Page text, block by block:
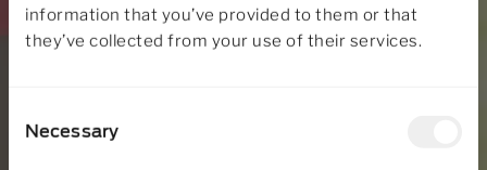
information that you’ve provided to them or that
they’ve collected from your use of their services.
Selection
Necessary